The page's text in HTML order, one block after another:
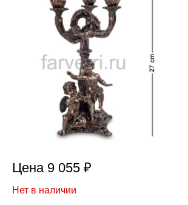
Цена 9 055 ₽
Нет в наличии